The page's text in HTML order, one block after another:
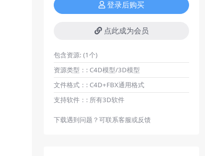
登录后购买
点此成为会员
包含资源: (1个)
资源类型：: C4D模型/3D模型
文件格式：: C4D+FBX通用格式
支持软件：: 所有3D软件
下载遇到问题？可联系客服或反馈